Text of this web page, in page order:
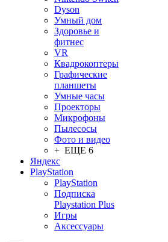
Dyson
Умный дом
Здоровье и
фитнес
VR
Квадрокоптеры
Графические
планшеты
Умные часы
Проекторы
Микрофоны
Пылесосы
Фото и видео
+ ЕЩЕ 6
Яндекс
PlayStation
PlayStation
Подписка
Playstation Plus
Игры
Аксессуары